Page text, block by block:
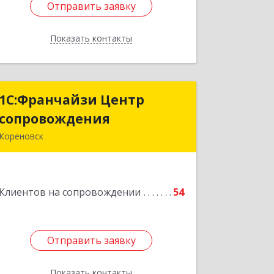
Отправить заявку
Показать контакты
Отправить заявку
Назад
1С:Франчайзи Центр
сопровождения
Кореновск
Клиентов на сопровождении 54
Отправить заявку
1С:Франчайзи Центр
сопровождения
Отправить заявку